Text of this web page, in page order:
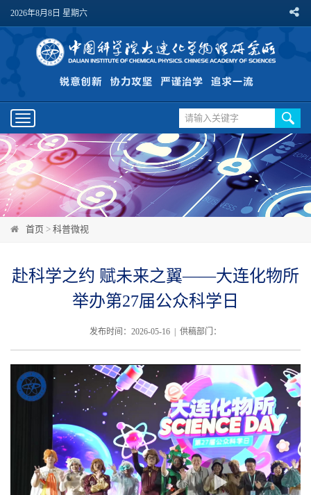
2026年8月8日 星期六
Toggle
navigation
首页 > 科普微视
赴科学之约 赋未来之翼——大连化物所
举办第27届公众科学日
发布时间：2026-05-16 | 供稿部门：